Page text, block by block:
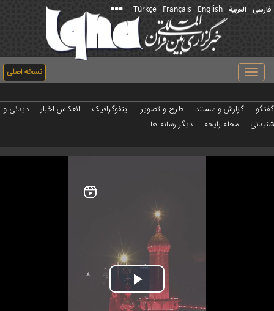
فارسی العربیة English
Français
Türkçe
نسخه اصلی
Toggle
navigation
گفتگو گزارش و مستند طرح و تصویر اینفوگرافیک انعکاس اخبار
دیدنی و
شنیدنی
مجله رایحه دیگر رسانه ها
Play